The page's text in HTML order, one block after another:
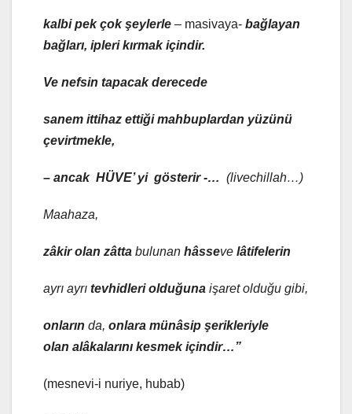
kalbi pek çok şeylerle – masivaya- bağlayan
bağları, ipleri kırmak içindir.
Ve nefsin tapacak derecede
sanem ittihaz ettiği mahbuplardan yüzünü
çevirtmekle,
– ancak HÜVE’ yi gösterir -… (livechillah…)
Maahaza,
zâkirolan zâtta bulunan hâsseve lâtifelerin
ayrı ayrı tevhidleri olduğuna işaret olduğu gibi,
onların da, onlara münâsip şerikleriyle
olan alâkalarını kesmek içindir…”
(mesnevi-i nuriye, hubab)